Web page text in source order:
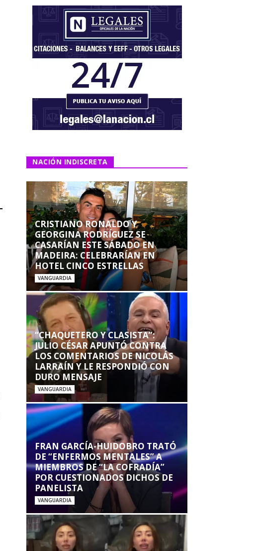
NACIÓN INDISCRETA
CRISTIANO RONALDO Y
GEORGINA RODRÍGUEZ SE
CASARÍAN ESTE SÁBADO EN
MADEIRA: CELEBRARÍAN EN
HOTEL CINCO ESTRELLAS
VANGUARDIA
“CHAQUETERO Y CLASISTA”:
JULIO CÉSAR APUNTÓ CONTRA
LOS COMENTARIOS DE NICOLÁS
LARRAÍN Y LE RESPONDIÓ CON
DURO MENSAJE
VANGUARDIA
FRAN GARCÍA-HUIDOBRO TRATÓ
DE “ENFERMOS MENTALES” A
MIEMBROS DE “LA COFRADÍA”
POR CUESTIONADOS DICHOS DE
PANELISTA
VANGUARDIA